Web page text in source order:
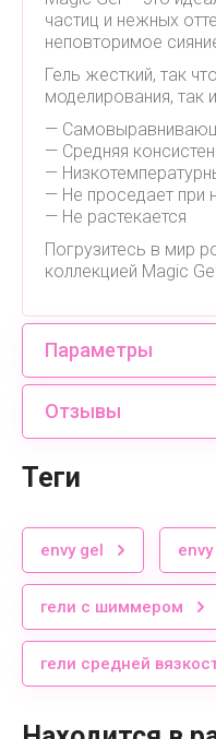
частиц и нежных
неповторимое
Гель жесткий, так
моделирования, так
—
— Средняя
—
— Не проседает при
— Не растекается
Погрузитесь в мир
коллекцией Magic
Параметры
Отзывы
теги
envy gel envy
гели с шиммером
гели средней